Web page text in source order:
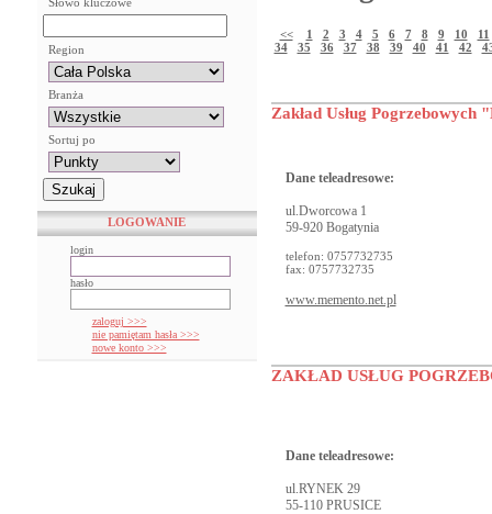
Region
Branża
Sortuj po
LOGOWANIE
login
hasło
zaloguj >>>
nie pamiętam hasła >>>
nowe konto >>>
<< 1 2 3 4 5 6 7 8 9 10
11
34
35 36 37 38 39 40 41 42
Zakład Usług
Dane teleadresowe:
ul.Dworcowa 1
59-920 Bogatynia
telefon: 0757732735
fax: 0757732735
www.memento.net.pl
ZAKŁAD USŁUG
Dane teleadresowe:
ul.RYNEK 29
55-110 PRUSICE